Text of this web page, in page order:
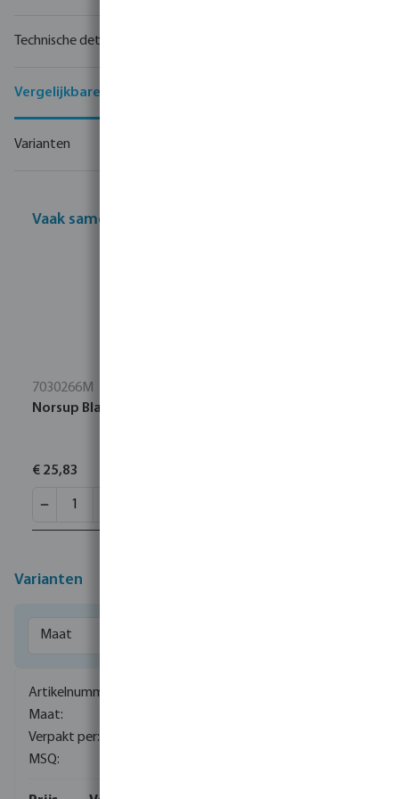
Technische details
Vergelijkbare producten
Varianten
Vaak samen gekocht
7030266M
Norsup Bladschepnet diep
€ 25,83
Varianten